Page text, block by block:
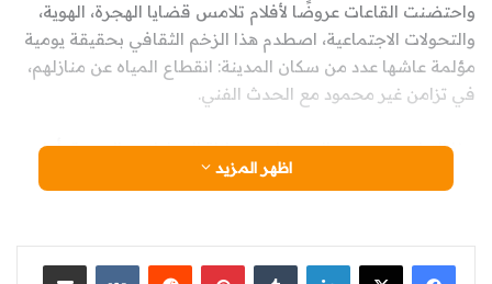
واحتضنت القاعات عروضًا لأفلام تلامس قضايا الهجرة، الهوية،
والتحولات الاجتماعية، اصطدم هذا الزخم الثقافي بحقيقة يومية
مؤلمة عاشها عدد من سكان المدينة: انقطاع المياه عن منازلهم،
في تزامن غير محمود مع الحدث الفني.
هذا التباين بين وهج المهرجان ومعاناة المواطنين اليومية، أعاد
إلى الواجهة تساؤلات ملحّة حول الأولويات في تدبير الشأن
اظهر المزيد
لينكدإن بينتيريست